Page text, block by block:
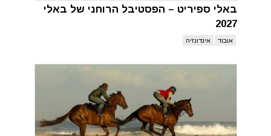
באלי ספיריט – הפסטיבל הרוחני של באלי
2027
אובוד אינדונזיה